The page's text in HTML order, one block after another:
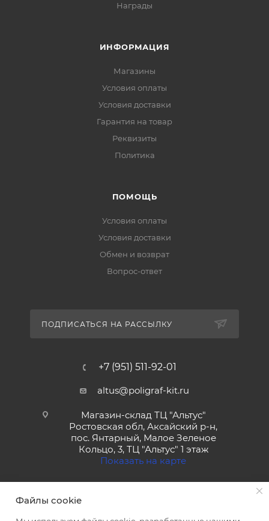
Награды
ИНФОРМАЦИЯ
Магазины
Условия оплаты
Условия доставки
Гарантия на товар
Реквизиты
Политика
ПОМОЩЬ
Условия оплаты
Условия доставки
Обмен и возврат
Вопрос-ответ
ПОДПИСАТЬСЯ НА РАССЫЛКУ
+7 (951) 511-92-01
altus@poligraf-kit.ru
Магазин-склад ТЦ "Альтус"
Ростовская обл, Аксайский р-н,
пос. Янтарный, Малое Зеленое
Кольцо, 3, ТЦ "Альтус" 1 этаж
Показать на карте
Файлы cookie